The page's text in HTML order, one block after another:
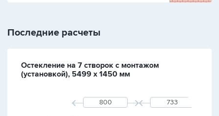
Последние расчеты
Остекление на 7 створок с монтажом
(установкой), 5499 х 1450 мм